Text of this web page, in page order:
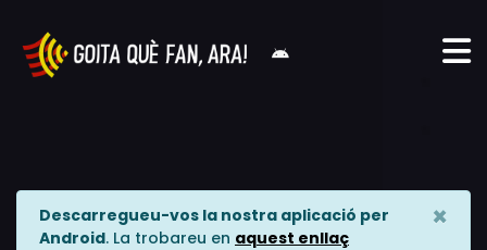
Descarregueu-vos la nostra aplicació per
Android. La trobareu en aquest enllaç
×